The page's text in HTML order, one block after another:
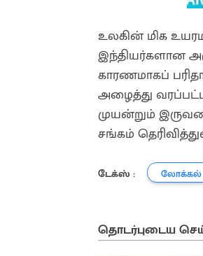
உலகின் மிக
இந்தியர்களான
காரணமாகப்
அழைத்து
முயன்றும்
சங்கம்
டேக்ஸ் : லோக்கல்
தொடர்புடைய